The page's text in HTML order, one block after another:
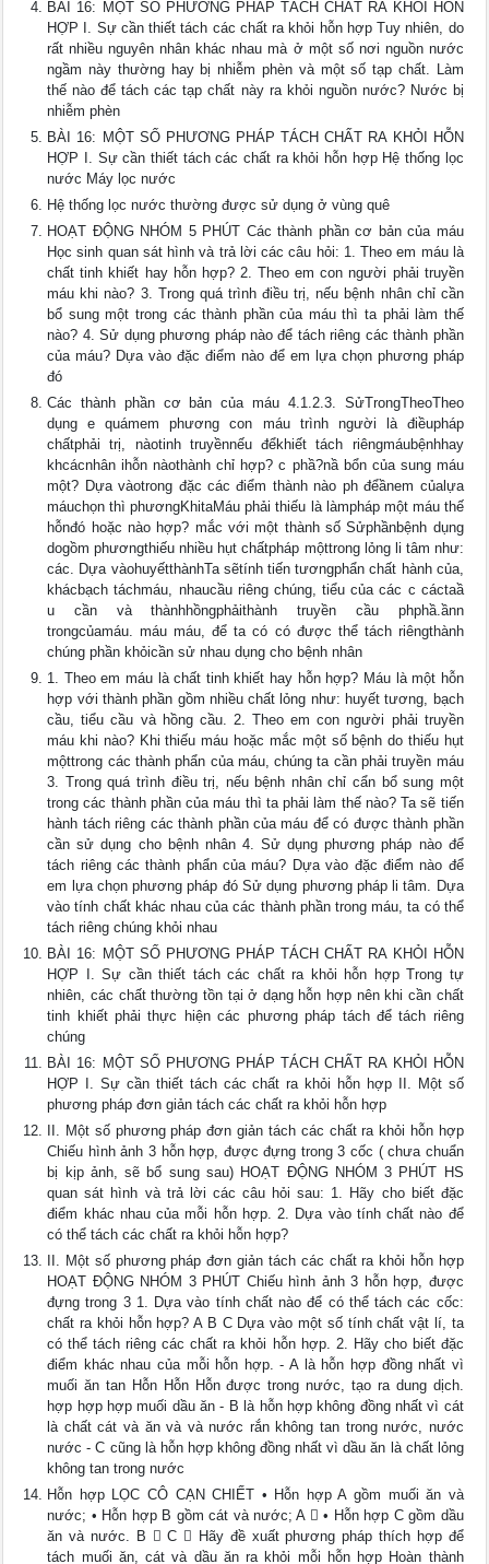
BÀI 16: MỘT SỐ PHƯƠNG PHÁP TÁCH CHẤT RA KHỎI HỖN
HỢP I. Sự cần thiết tách các chất ra khỏi hỗn hợp Tuy nhiên, do
rất nhiều nguyên nhân khác nhau mà ở một số nơi nguồn nước
ngầm này thường hay bị nhiễm phèn và một số tạp chất. Làm
thế nào để tách các tạp chất này ra khỏi nguồn nước? Nước bị
nhiễm phèn
BÀI 16: MỘT SỐ PHƯƠNG PHÁP TÁCH CHẤT RA KHỎI HỖN
HỢP I. Sự cần thiết tách các chất ra khỏi hỗn hợp Hệ thống lọc
nước Máy lọc nước
Hệ thống lọc nước thường được sử dụng ở vùng quê
HOẠT ĐỘNG NHÓM 5 PHÚT Các thành phần cơ bản của máu
Học sinh quan sát hình và trả lời các câu hỏi: 1. Theo em máu là
chất tinh khiết hay hỗn hợp? 2. Theo em con người phải truyền
máu khi nào? 3. Trong quá trình điều trị, nếu bệnh nhân chỉ cần
bổ sung một trong các thành phần của máu thì ta phải làm thế
nào? 4. Sử dụng phương pháp nào để tách riêng các thành phần
của máu? Dựa vào đặc điểm nào để em lựa chọn phương pháp
đó
Các thành phần cơ bản của máu 4.1.2.3. SửTrongTheoTheo
dụng e quámem phương con máu trình người là điềupháp
chấtphải trị, nàotinh truyềnnếu đểkhiết tách riêngmáubệnhhay
khcácnhân ihỗn nàothành chỉ hợp? c phầ?nầ bổn của sung máu
một? Dựa vàotrong đặc các điểm thành nào ph đểầnem củalựa
máuchọn thì phươngKhitaMáu phải thiếu là làmpháp một máu thế
hỗnđó hoặc nào hợp? mắc với một thành số Sửphầnbệnh dụng
dogồm phươngthiếu nhiều hụt chấtpháp mộttrong lỏng li tâm như:
các. Dựa vàohuyếtthànhTa sẽtính tiến tươngphẩn chất hành của,
khácbạch táchmáu, nhaucầu riêng chúng, tiểu của các c cáctaầ
u cần và thànhhồngphảithành truyền cầu phphầ.ầnn
trongcủamáu. máu máu, để ta có có được thể tách riêngthành
chúng phần khỏicần sử nhau dụng cho bệnh nhân
1. Theo em máu là chất tinh khiết hay hỗn hợp? Máu là một hỗn
hợp với thành phần gồm nhiều chất lỏng như: huyết tương, bạch
cầu, tiểu cầu và hồng cầu. 2. Theo em con người phải truyền
máu khi nào? Khi thiếu máu hoặc mắc một số bệnh do thiếu hụt
mộttrong các thành phẩn của máu, chúng ta cần phải truyền máu
3. Trong quá trình điều trị, nếu bệnh nhân chỉ cẩn bổ sung một
trong các thành phần của máu thì ta phải làm thế nào? Ta sẽ tiến
hành tách riêng các thành phần của máu để có được thành phần
cần sử dụng cho bệnh nhân 4. Sử dụng phương pháp nào để
tách riêng các thành phẩn của máu? Dựa vào đặc điểm nào để
em lựa chọn phương pháp đó Sử dụng phương pháp li tâm. Dựa
vào tính chất khác nhau của các thành phần trong máu, ta có thể
tách riêng chúng khỏi nhau
BÀI 16: MỘT SỐ PHƯƠNG PHÁP TÁCH CHẤT RA KHỎI HỖN
HỢP I. Sự cần thiết tách các chất ra khỏi hỗn hợp Trong tự
nhiên, các chất thường tồn tại ở dạng hỗn hợp nên khi cần chất
tinh khiết phải thực hiện các phương pháp tách để tách riêng
chúng
BÀI 16: MỘT SỐ PHƯƠNG PHÁP TÁCH CHẤT RA KHỎI HỖN
HỢP I. Sự cần thiết tách các chất ra khỏi hỗn hợp II. Một số
phương pháp đơn giản tách các chất ra khỏi hỗn hợp
II. Một số phương pháp đơn giản tách các chất ra khỏi hỗn hợp
Chiếu hình ảnh 3 hỗn hợp, được đựng trong 3 cốc ( chưa chuẩn
bị kịp ảnh, sẽ bổ sung sau) HOẠT ĐỘNG NHÓM 3 PHÚT HS
quan sát hình và trả lời các câu hỏi sau: 1. Hãy cho biết đặc
điểm khác nhau của mỗi hỗn hợp. 2. Dựa vào tính chất nào để
có thể tách các chất ra khỏi hỗn hợp?
II. Một số phương pháp đơn giản tách các chất ra khỏi hỗn hợp
HOẠT ĐỘNG NHÓM 3 PHÚT Chiếu hình ảnh 3 hỗn hợp, được
đựng trong 3 1. Dựa vào tính chất nào để có thể tách các cốc:
chất ra khỏi hỗn hợp? A B C Dựa vào một số tính chất vật lí, ta
có thể tách riêng các chất ra khỏi hỗn hợp. 2. Hãy cho biết đặc
điểm khác nhau của mỗi hỗn hợp. - A là hỗn hợp đồng nhất vì
muối ăn tan Hỗn Hỗn Hỗn được trong nước, tạo ra dung dịch.
hợp hợp hợp muối dầu ăn - B là hỗn hợp không đồng nhất vì cát
là chất cát và ăn và và nước rắn không tan trong nước, nước
nước - C cũng là hỗn hợp không đồng nhất vì dầu ăn là chất lỏng
không tan trong nước
Hỗn hợp LỌC CÔ CẠN CHIẾT • Hỗn hợp A gồm muối ăn và
nước; • Hỗn hợp B gồm cát và nước; A  • Hỗn hợp C gồm dầu
ăn và nước. B  C  Hãy đề xuất phương pháp thích hợp để
tách muối ăn, cát và dầu ăn ra khỏi mỗi hỗn hợp Hoàn thành